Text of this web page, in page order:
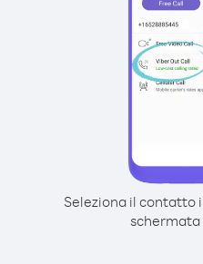
Seleziona il contatto